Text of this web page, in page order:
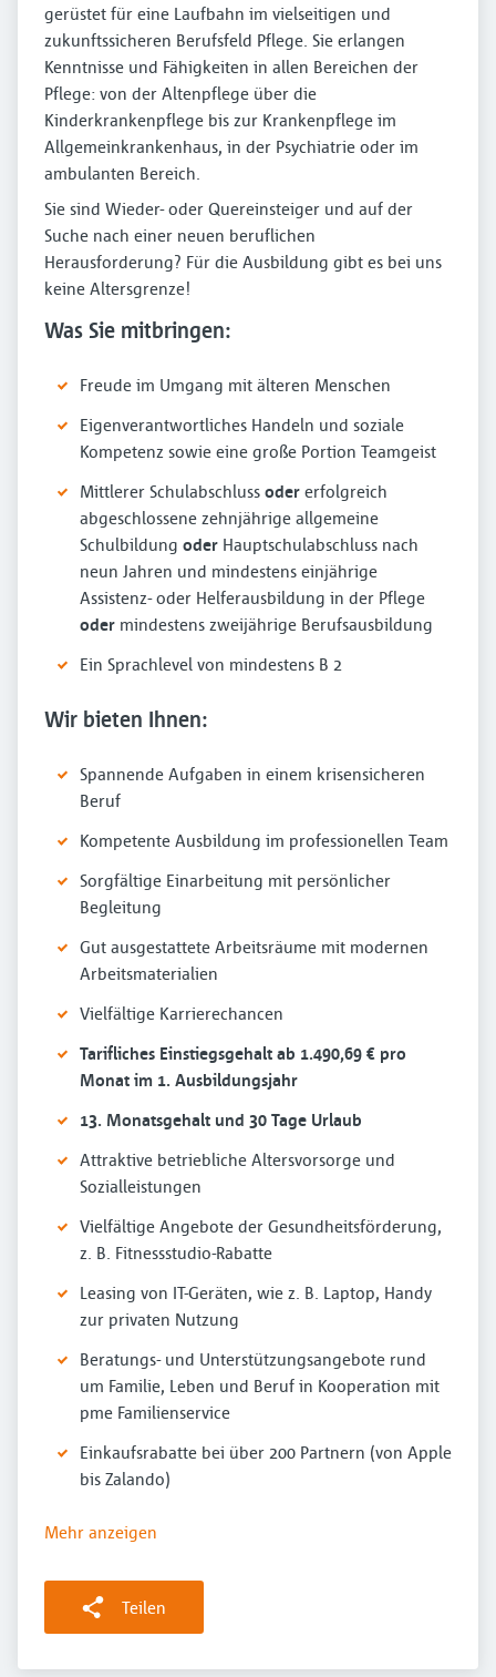
gerüstet für eine Laufbahn im vielseitigen und
zukunftssicheren Berufsfeld Pflege. Sie erlangen
Kenntnisse und Fähigkeiten in allen Bereichen der
Pflege: von der Altenpflege über die
Kinderkrankenpflege bis zur Krankenpflege im
Allgemeinkrankenhaus, in der Psychiatrie oder im
ambulanten Bereich.
Sie sind Wieder- oder Quereinsteiger und auf der
Suche nach einer neuen beruflichen
Herausforderung? Für die Ausbildung gibt es bei uns
keine Altersgrenze!
Was Sie mitbringen:
Freude im Umgang mit älteren Menschen
Eigenverantwortliches Handeln und soziale
Kompetenz sowie eine große Portion Teamgeist
Mittlerer Schulabschluss oder erfolgreich
abgeschlossene zehnjährige allgemeine
Schulbildung oder Hauptschulabschluss nach
neun Jahren und mindestens einjährige
Assistenz- oder Helferausbildung in der Pflege
oder mindestens zweijährige Berufsausbildung
Ein Sprachlevel von mindestens B 2
Wir bieten Ihnen:
Spannende Aufgaben in einem krisensicheren
Beruf
Kompetente Ausbildung im professionellen Team
Sorgfältige Einarbeitung mit persönlicher
Begleitung
Gut ausgestattete Arbeitsräume mit modernen
Arbeitsmaterialien
Vielfältige Karrierechancen
Tarifliches Einstiegsgehalt ab 1.490,69 € pro
Monat im 1. Ausbildungsjahr
13. Monatsgehalt und 30 Tage Urlaub
Attraktive betriebliche Altersvorsorge und
Sozialleistungen
Vielfältige Angebote der Gesundheitsförderung,
z. B. Fitnessstudio-Rabatte
Leasing von IT-Geräten, wie z. B. Laptop, Handy
zur privaten Nutzung
Beratungs- und Unterstützungsangebote rund
um Familie, Leben und Beruf in Kooperation mit
pme Familienservice
Einkaufsrabatte bei über 200 Partnern (von Apple
bis Zalando)
Mehr anzeigen
Teilen